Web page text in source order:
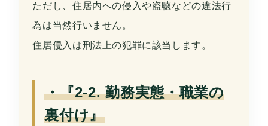
ただし、住居内への侵入や盗聴などの違法行
為は当然行いません。
住居侵入は刑法上の犯罪に該当します。
・『2-2. 勤務実態・職業の
裏付け』